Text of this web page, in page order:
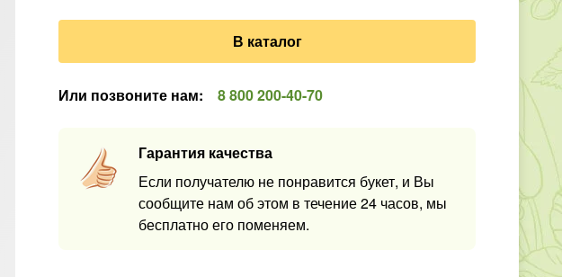
В каталог
Или позвоните нам: 8 800 200-40-70
Гарантия качества
Если получателю не понравится букет, и Вы
сообщите нам об этом в течение 24 часов, мы
бесплатно его поменяем.